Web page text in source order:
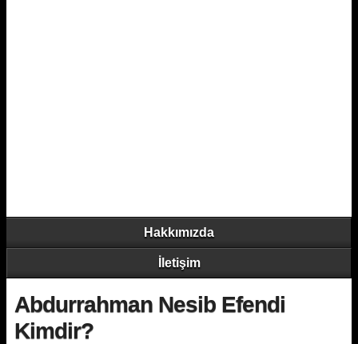
Hakkımızda
İletişim
Abdurrahman Nesib Efendi
Kimdir?